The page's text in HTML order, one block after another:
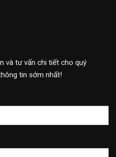
và tư vấn chi tiết cho quý
tin sớm nhất!